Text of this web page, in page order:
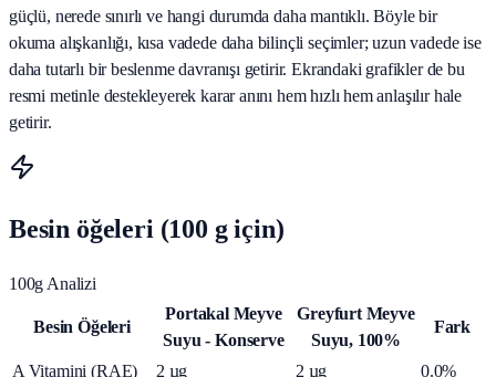
güçlü, nerede sınırlı ve hangi durumda daha mantıklı. Böyle bir
okuma alışkanlığı, kısa vadede daha bilinçli seçimler; uzun vadede ise
daha tutarlı bir beslenme davranışı getirir. Ekrandaki grafikler de bu
resmi metinle destekleyerek karar anını hem hızlı hem anlaşılır hale
getirir.
Besin öğeleri (100 g için)
100g Analizi
Besin Öğeleri
Portakal Meyve
Suyu - Konserve
Greyfurt Meyve
Suyu, 100%
Fark
A Vitamini (RAE) 2 µg 2 µg 0.0%